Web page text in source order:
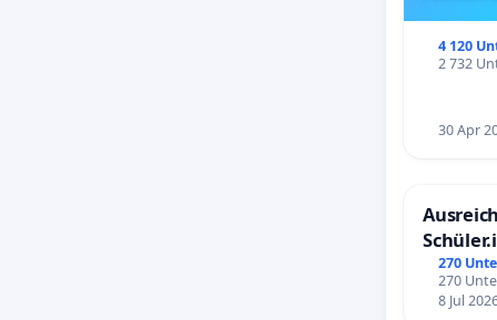
4 120
2 732
30 Apr
270
270
8 Jul